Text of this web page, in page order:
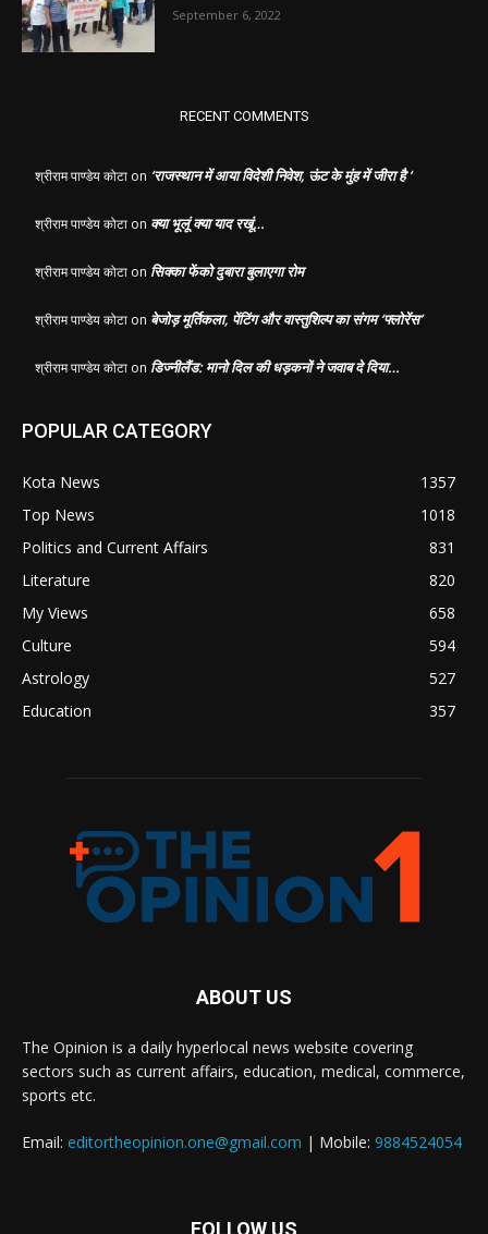
September 6, 2022
RECENT COMMENTS
श्रीराम पाण्डेय कोटा on ‘राजस्थान में आया विदेशी निवेश, ऊंट के मुंह में जीरा है ‘
श्रीराम पाण्डेय कोटा on क्या भूलूं क्या याद रखूं…
श्रीराम पाण्डेय कोटा on सिक्का फेंको दुबारा बुलाएगा रोम
श्रीराम पाण्डेय कोटा on बेजोड़ मूर्तिकला, पेंटिंग और वास्तुशिल्प का संगम ‘फ्लोरेंस’
श्रीराम पाण्डेय कोटा on डिज्नीलैंड: मानो दिल की धड़कनों ने जवाब दे दिया…
POPULAR CATEGORY
Kota News
1357
Top News
1018
Politics and Current Affairs
831
Literature
820
My Views
658
Culture
594
Astrology
527
Education
357
ABOUT US
The Opinion is a daily hyperlocal news website covering
sectors such as current affairs, education, medical, commerce,
sports etc.
Email: editortheopinion.one@gmail.com | Mobile: 9884524054